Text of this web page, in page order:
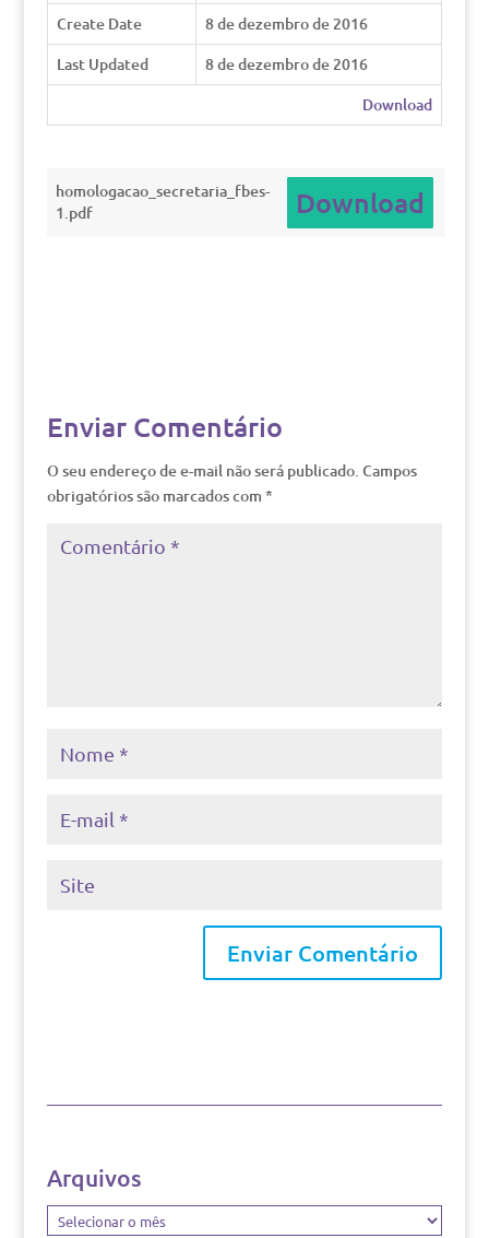
Create Date
8 de dezembro de 2016
Last Updated
8 de dezembro de 2016
Download
homologacao_secretaria_fbes-
1.pdf
Download
Enviar Comentário
O seu endereço de e-mail não será publicado. Campos
obrigatórios são marcados com *
Arquivos
Arquivos